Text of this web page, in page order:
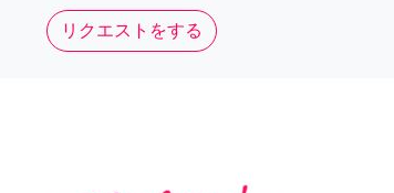
リクエストをする